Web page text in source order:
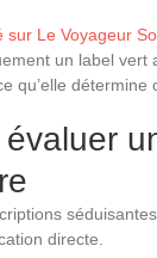
Le Voyageur
un label vert
détermine
directe.